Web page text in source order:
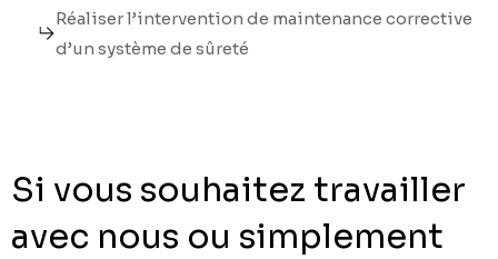
Réaliser l’intervention de maintenance corrective
d’un système de sûreté
Si vous souhaitez travailler
avec nous ou simplement